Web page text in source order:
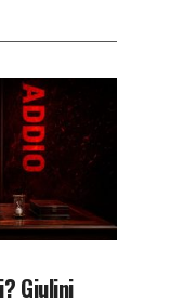
Giulini